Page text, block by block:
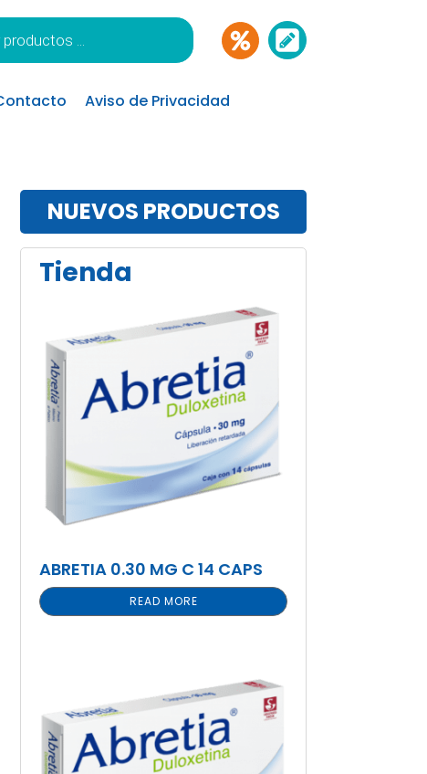
Aviso de Privacidad
NUEVOS PRODUCTOS
Tienda
ABRETIA 0.30 MG C 14 CAPS
READ MORE